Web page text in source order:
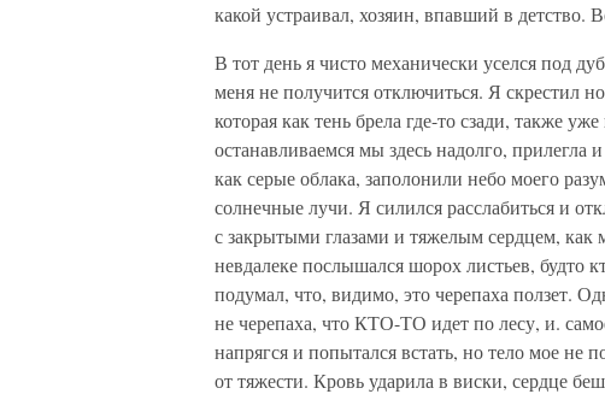
какой устраивал, хозяин, впавший в детство.
В тот день я чисто механически уселся под
меня не получится отключиться. Я скрестил
которая как тень брела где-то сзади, также
останавливаемся мы здесь надолго,
как серые облака, заполонили небо моего
солнечные лучи. Я силился расслабиться и
с закрытыми глазами и тяжелым сердцем, как
невдалеке послышался шорох листьев, будто
подумал, что, видимо, это черепаха ползет.
не черепаха, что КТО-ТО идет по лесу, и.
напрягся и попытался встать, но тело мое не
от тяжести. Кровь ударила в виски, сердце